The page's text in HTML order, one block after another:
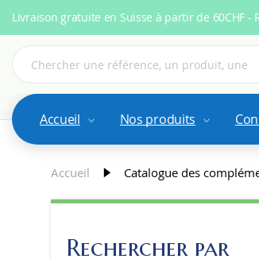
Livraison gratuite en Suisse à partir de 60CHF
Accueil Nos produits
Accueil Catalogue des
Rechercher par